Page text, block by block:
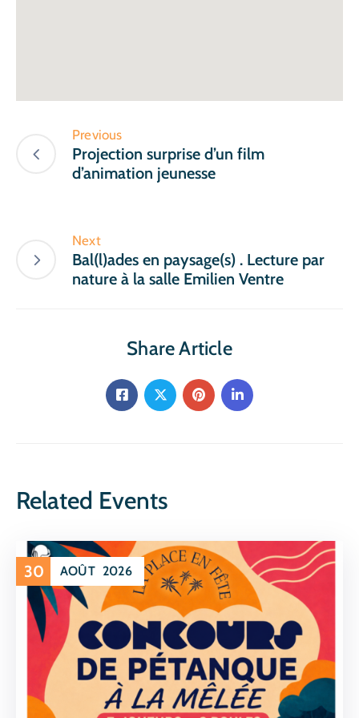
Previous
Projection surprise d’un film
d’animation jeunesse
Next
Bal(l)ades en paysage(s) . Lecture par
nature à la salle Emilien Ventre
Share Article
Related Events
30 AOÛT 2026